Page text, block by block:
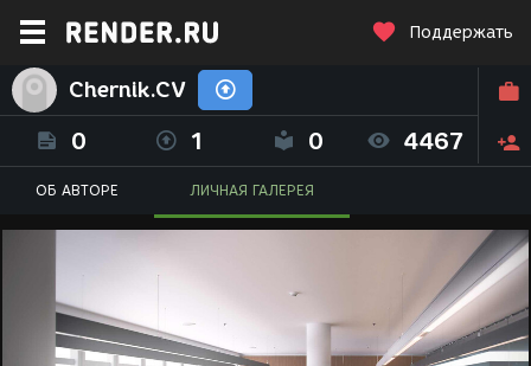
Поддержать
Chernik.CV
0 1 0 4467
ОБ АВТОРЕ ЛИЧНАЯ ГАЛЕРЕЯ